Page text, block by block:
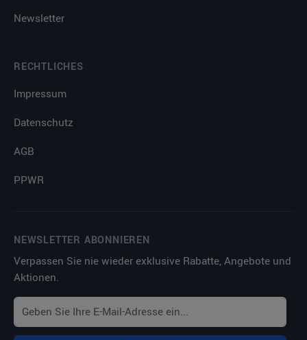
Newsletter
RECHTLICHES
Impressum
Datenschutz
AGB
PPWR
NEWSLETTER ABONNIEREN
Verpassen Sie nie wieder exklusive Rabatte, Angebote und
Aktionen.